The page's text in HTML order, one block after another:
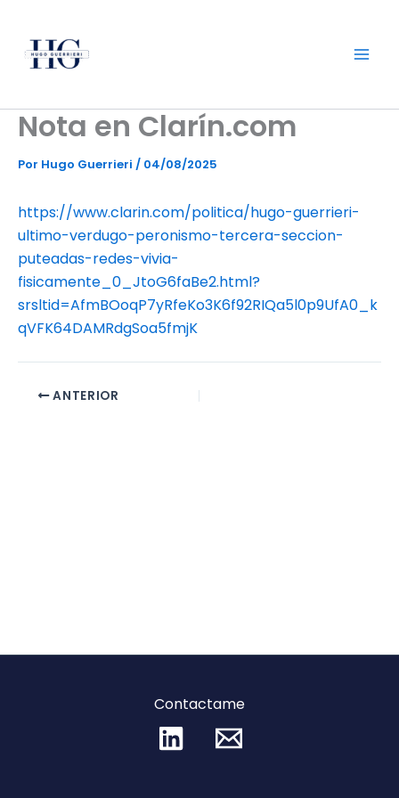
contenido
Nota en Clarín.com
Por Hugo Guerrieri / 04/08/2025
https://www.clarin.com/politica/hugo-guerrieri-
ultimo-verdugo-peronismo-tercera-seccion-
puteadas-redes-vivia-
fisicamente_0_JtoG6faBe2.html?
srsltid=AfmBOoqP7yRfeKo3K6f92RIQa5l0p9UfA0_k
qVFK64DAMRdgSoa5fmjK
ANTERIOR
Contactame